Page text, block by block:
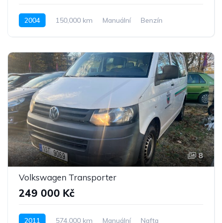
2004 150,000 km Manuální
Benzín
8
Volkswagen Transporter
249 000 Kč
2011 574,000 km Manuální
Nafta